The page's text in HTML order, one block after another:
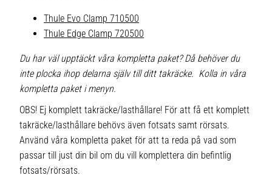
Thule Evo Clamp 710500
Thule Edge Clamp 720500
Du har väl upptäckt våra kompletta paket? Då behöver du
inte plocka ihop delarna själv till ditt takräcke. Kolla in våra
kompletta paket i menyn.
OBS! Ej komplett takräcke/lasthållare! För att få ett komplett
takräcke/lasthållare behövs även fotsats samt rörsats.
Använd våra kompletta paket för att ta reda på vad som
passar till just din bil om du vill komplettera din befintlig
fotsats/rörsats.